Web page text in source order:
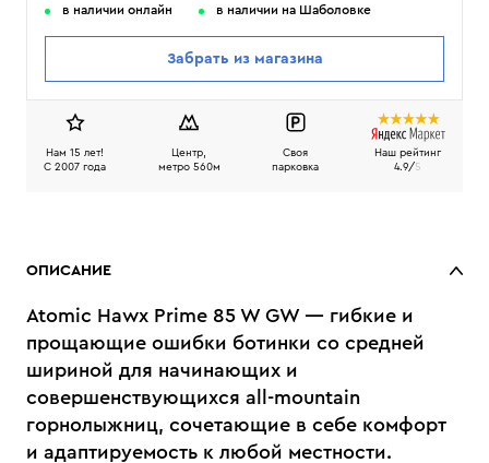
в наличии онлайн в наличии на Шаболовке
Забрать из магазина
Нам 15 лет!
C 2007 года
Центр,
метро 560м
Своя
парковка
Наш рейтинг
4.9/5
ОПИСАНИЕ
Atomic Hawx Prime 85 W GW — гибкие и
прощающие ошибки ботинки со средней
шириной для начинающих и
совершенствующихся all-mountain
горнолыжниц, сочетающие в себе комфорт
и адаптируемость к любой местности.